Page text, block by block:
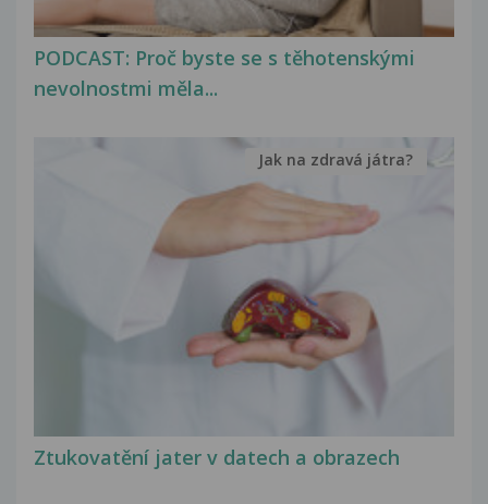
PODCAST: Proč byste se s těhotenskými
nevolnostmi měla...
Ztukovatění jater v datech a obrazech
Jak na zdravá játra?